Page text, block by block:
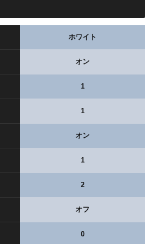
ホワイト
オン
1
1
オン
1
2
オフ
0